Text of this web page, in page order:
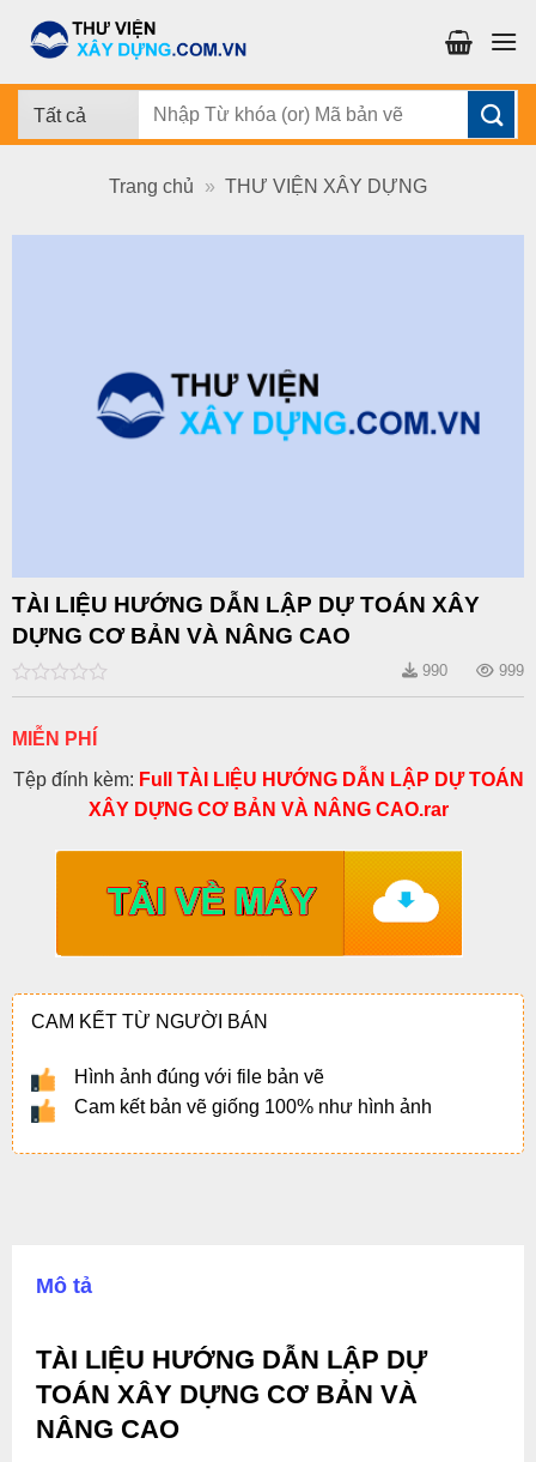
đến
dung
Tìm
Trang chủ » THƯ VIỆN XÂY DỰNG
TÀI LIỆU HƯỚNG DẪN LẬP DỰ TOÁN XÂY
DỰNG CƠ BẢN VÀ NÂNG CAO
0
of
990 999
MIỄN PHÍ
Tệp đính kèm: Full TÀI LIỆU HƯỚNG DẪN LẬP DỰ TOÁN
XÂY DỰNG CƠ BẢN VÀ NÂNG CAO.rar
CAM KẾT TỪ NGƯỜI BÁN
Hình ảnh đúng với file bản vẽ
Cam kết bản vẽ giống 100% như hình ảnh
Mô tả
TÀI LIỆU HƯỚNG DẪN LẬP DỰ
TOÁN XÂY DỰNG CƠ BẢN VÀ
NÂNG CAO